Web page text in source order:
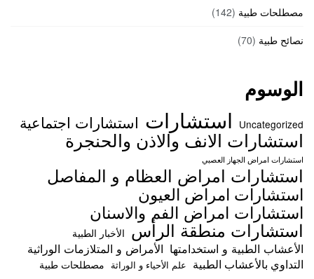
مصطلحات طبية (142)
نصائح طبية (70)
الوسوم
Uncategorized استشارات استشارات اجتماعية
استشارات الانف والاذن والحنجرة
استشارات امراض الجهاز العصبي
استشارات امراض العظام و المفاصل
استشارات امراض العيون
استشارات امراض الفم والاسنان
استشارات منطقة الرأس الأخبار الطبية
الأعشاب الطبية و استخدامتها الأمراض و المتلازمات الوراثية
التداوي بالأعشاب الطبية علم الأحياء و الوراثة مصطلحات طبية